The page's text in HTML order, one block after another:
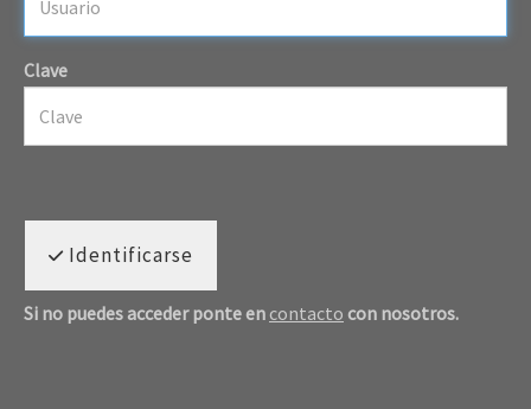
Clave
Identificarse
Si no puedes acceder ponte en contacto con nosotros.